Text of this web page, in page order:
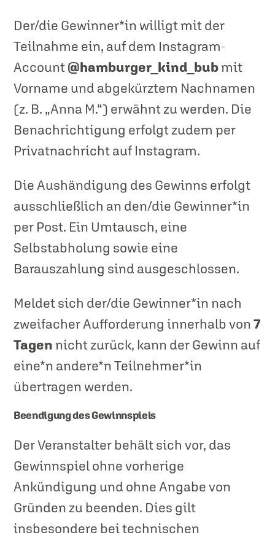
Der/die Gewinner*in willigt mit der
Teilnahme ein, auf dem Instagram-
Account@hamburger_kind_bubmit
Vorname und abgekürztem Nachnamen
(z. B. „Anna M.“) erwähnt zu werden. Die
Benachrichtigung erfolgt zudem per
Privatnachricht auf Instagram.
Die Aushändigung des Gewinns erfolgt
ausschließlich an den/die Gewinner*in
per Post. Ein Umtausch, eine
Selbstabholung sowie eine
Barauszahlung sind ausgeschlossen.
Meldet sich der/die Gewinner*in nach
zweifacher Aufforderung innerhalb von7
Tagen nicht zurück, kann der Gewinn auf
eine*n andere*n Teilnehmer*in
übertragen werden.
Beendigung des Gewinnspiels
Der Veranstalter behält sich vor, das
Gewinnspiel ohne vorherige
Ankündigung und ohne Angabe von
Gründen zu beenden. Dies gilt
insbesondere bei technischen